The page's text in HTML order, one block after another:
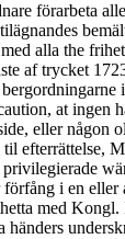
förarbeta
alla the
af trycket
at ingen
eller någon
efter­rättelse,
i en eller
med Kongl.